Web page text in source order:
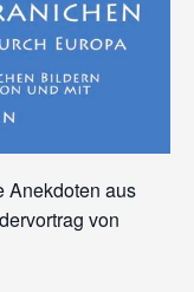
Anekdoten aus
von